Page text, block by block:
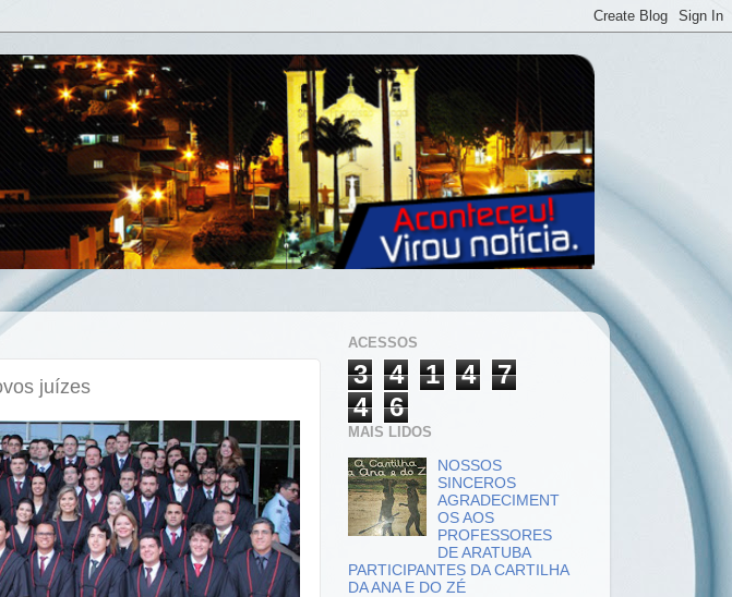
juízes
ACESSOS
3 4 1 4
7
4
6
MAIS LIDOS
NOSSOS
SINCEROS
AGRADECIMENT
OS AOS
PROFESSORES
DE ARATUBA
PARTICIPANTES DA CARTILHA
DA ANA E DO ZÉ